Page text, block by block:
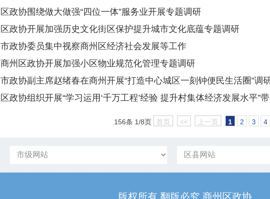
区政协围绕做大做强“四位一体”服务业开展专题调研
区政协开展加强历史文化街区保护提升城市文化底蕴专题调研
市政协委员集中视察商州区经济社会发展等工作
商州区政协开展加强小区物业规范化管理专题调研
市政协副主席赵绪春在商州开展“打造中心城区一刻钟便民生活圈”调
区政协组织开展“学习运用‘千万工程’经验 提升村集体经济发展水平”
156条 1/8页 首页 << 上一页 1 2 3 4
版权所有 翻版必究 商州区政协